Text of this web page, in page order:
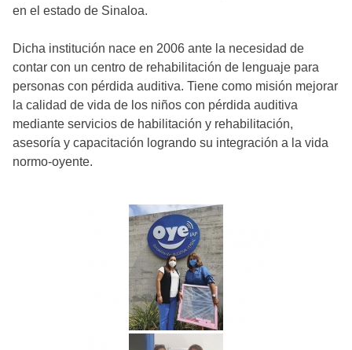
en el estado de Sinaloa.
Dicha institución nace en 2006 ante la necesidad de
contar con un centro de rehabilitación de lenguaje para
personas con pérdida auditiva. Tiene como misión mejorar
la calidad de vida de los niños con pérdida auditiva
mediante servicios de habilitación y rehabilitación,
asesoría y capacitación logrando su integración a la vida
normo-oyente.